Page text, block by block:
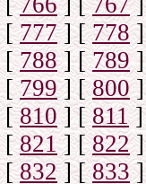
[777] [778]
[788] [789]
[799] [800]
[810] [ 811]
[821] [822]
[832] [833]